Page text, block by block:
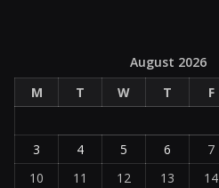
August 2026
M
T W T F
3
4 5 6 7
10
11 12 13 14